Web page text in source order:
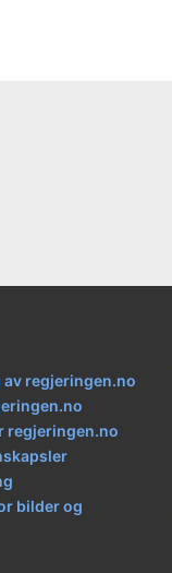
regjeringen.no
regjeringen.no
bilder og